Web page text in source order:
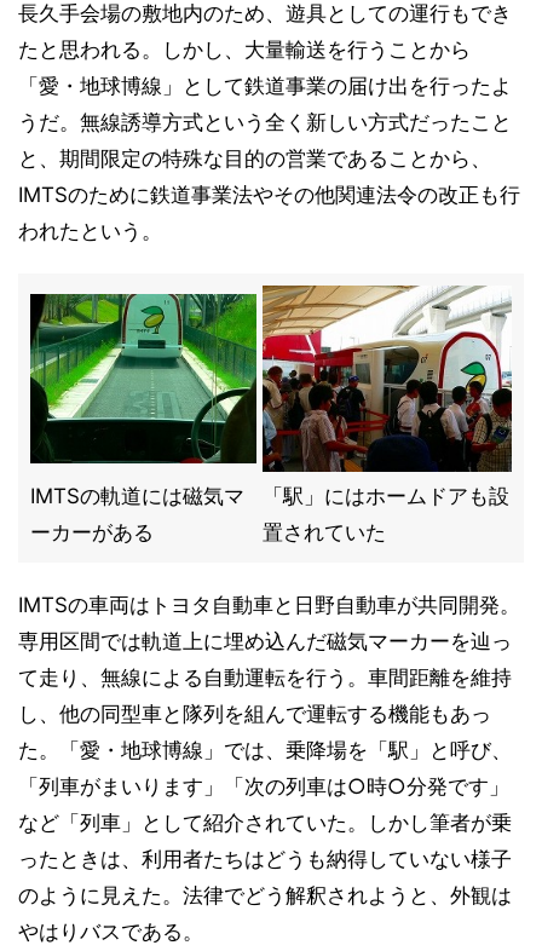
長久手会場の敷地内のため、遊具としての運行もでき
たと思われる。しかし、大量輸送を行うことから
「愛・地球博線」として鉄道事業の届け出を行ったよ
うだ。無線誘導方式という全く新しい方式だったこと
と、期間限定の特殊な目的の営業であることから、
IMTSのために鉄道事業法やその他関連法令の改正も行
われたという。
IMTSの軌道には磁気マ
ーカーがある
「駅」にはホームドアも設
置されていた
IMTSの車両はトヨタ自動車と日野自動車が共同開発。
専用区間では軌道上に埋め込んだ磁気マーカーを辿っ
て走り、無線による自動運転を行う。車間距離を維持
し、他の同型車と隊列を組んで運転する機能もあっ
た。「愛・地球博線」では、乗降場を「駅」と呼び、
「列車がまいります」「次の列車は○時○分発です」
など「列車」として紹介されていた。しかし筆者が乗
ったときは、利用者たちはどうも納得していない様子
のように見えた。法律でどう解釈されようと、外観は
やはりバスである。